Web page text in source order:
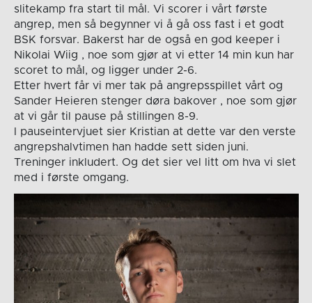
slitekamp fra start til mål. Vi scorer i vårt første
angrep, men så begynner vi å gå oss fast i et godt
BSK forsvar. Bakerst har de også en god keeper i
Nikolai Wiig , noe som gjør at vi etter 14 min kun har
scoret to mål, og ligger under 2-6.
Etter hvert får vi mer tak på angrepsspillet vårt og
Sander Heieren stenger døra bakover , noe som gjør
at vi går til pause på stillingen 8-9.
I pauseintervjuet sier Kristian at dette var den verste
angrepshalvtimen han hadde sett siden juni.
Treninger inkludert. Og det sier vel litt om hva vi slet
med i første omgang.